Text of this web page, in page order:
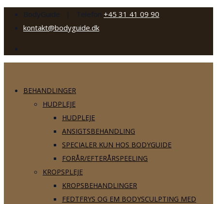
BodyGuide | Telefon +45 31 41 09 90
kontakt@bodyguide.dk
BEHANDLINGER
HUDPLEJE
HUDPLEJE
ANSIGTSBEHANDLING
SPECIALER KUN HOS BODYGUIDE
FORÅR/EFTERÅRSPEELING
KROPSPLEJE
KROPSBEHANDLINGER
FEDTFRYS OG EM BODYSCULPTING MED